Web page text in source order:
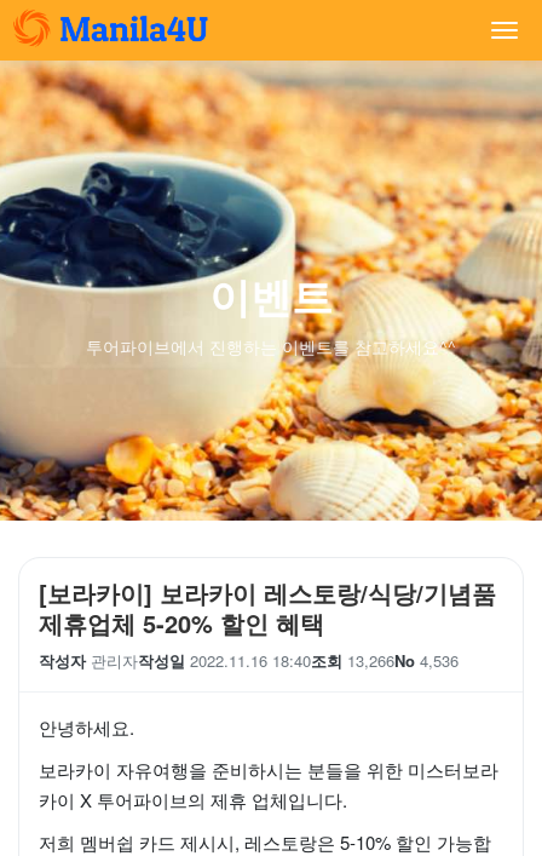
이벤트
투어파이브에서 진행하는 이벤트를 참고하세요^^
[보라카이] 보라카이 레스토랑/식당/기념품
제휴업체 5-20% 할인 혜택
작성자관리자작성일 2022.11.16 18:40조회 13,266No 4,536
안녕하세요.
보라카이 자유여행을 준비하시는 분들을 위한 미스터보라
카이 X 투어파이브의 제휴 업체입니다.
저희 멤버쉽 카드 제시시, 레스토랑은 5-10% 할인 가능합